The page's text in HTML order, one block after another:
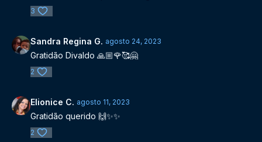
3
Sandra Regina G. agosto 24, 2023
Gratidão Divaldo 🙏🏼🌹🥰🤗
2
Elionice C. agosto 11, 2023
Gratidão querido 🙌✨✨
2